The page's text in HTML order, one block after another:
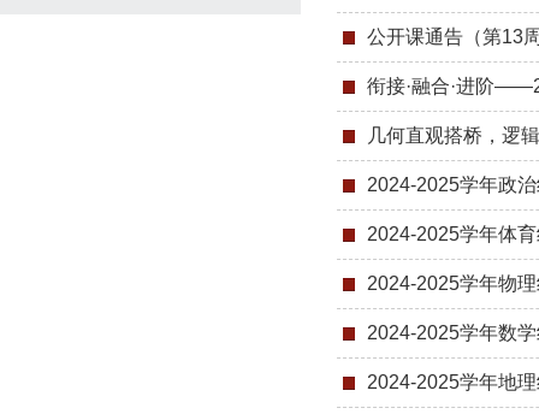
公开课通告（第13
衔接·融合·进阶
几何直观搭桥，逻
2024-2025学年政
2024-2025学年体
2024-2025学年物
2024-2025学年数
2024-2025学年地